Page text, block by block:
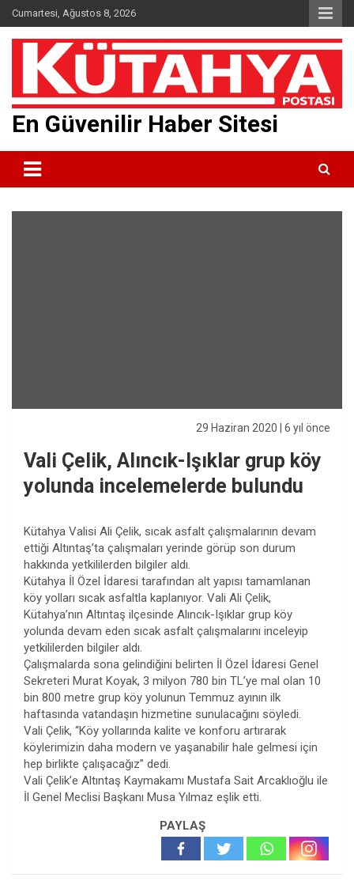
Skip
to
content
Cumartesi, Ağustos 8, 2026
En Güvenilir Haber Sitesi
29 Haziran 2020 | 6 yıl önce
Vali Çelik, Alıncık-Işıklar grup köy
yolunda incelemelerde bulundu
Kütahya Valisi Ali Çelik, sıcak asfalt çalışmalarının devam
ettiği Altıntaş’ta çalışmaları yerinde görüp son durum
hakkında yetkililerden bilgiler aldı.
Kütahya İl Özel İdaresi tarafından alt yapısı tamamlanan
köy yolları sıcak asfaltla kaplanıyor. Vali Ali Çelik,
Kütahya’nın Altıntaş ilçesinde Alıncık-Işıklar grup köy
yolunda devam eden sıcak asfalt çalışmalarını inceleyip
yetkililerden bilgiler aldı.
Çalışmalarda sona gelindiğini belirten İl Özel İdaresi Genel
Sekreteri Murat Koyak, 3 milyon 780 bin TL’ye mal olan 10
bin 800 metre grup köy yolunun Temmuz ayının ilk
haftasında vatandaşın hizmetine sunulacağını söyledi.
Vali Çelik, “Köy yollarında kalite ve konforu artırarak
köylerimizin daha modern ve yaşanabilir hale gelmesi için
hep birlikte çalışacağız” dedi.
Vali Çelik’e Altıntaş Kaymakamı Mustafa Sait Arcaklıoğlu ile
İl Genel Meclisi Başkanı Musa Yılmaz eşlik etti.
PAYLAŞ